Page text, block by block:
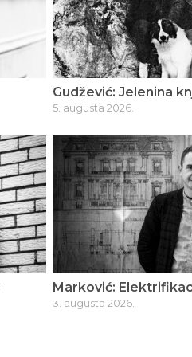
Gudžević: Jelenina
5. augusta 2026.
Marković:
3. augusta 2026.